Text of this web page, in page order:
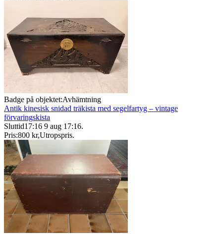
Badge på objektet:Avhämtning
Antik kinesisk snidad träkista med segelfartyg – vintage
förvaringskista
Sluttid17:16 9 aug 17:16.
Pris:800 kr,Utropspris.